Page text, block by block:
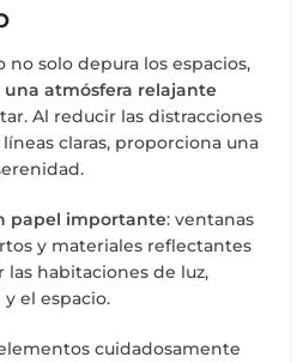
solo depura los espacios,
una atmósfera relajante
Al reducir las distracciones
claras, proporciona una
papel importante: ventanas
y materiales reflectantes
las habitaciones de luz,
el espacio.
cuidadosamente